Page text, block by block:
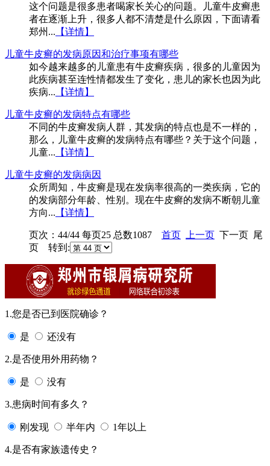
这个问题是很多患者喝家长关心的问题。儿童牛皮癣患
者在逐渐上升，很多人都不清楚是什么原因，下面请看
郑州... 【详情】
儿童牛皮癣的发病原因和治疗事项有哪些
如今越来越多的儿童患有牛皮癣疾病，很多的儿童因为
此疾病甚至连性情都发生了变化，患儿的家长也因为此
疾病... 【详情】
儿童牛皮癣的发病特点有哪些
不同的牛皮癣发病人群，其发病的特点也是不一样的，
那么，儿童牛皮癣的发病特点有哪些？关于这个问题，
儿童... 【详情】
儿童牛皮癣的发病病因
众所周知，牛皮癣是现在发病率很高的一类疾病，它的
的发病部分年龄、性别。现在牛皮癣的发病不断朝儿童
方向... 【详情】
页次：44/44 每页25 总数1087 首页 上一页
下一页 尾
页 转到:
1.您是否已到医院确诊？
是 还没有
2.是否使用外用药物？
是 没有
3.患病时间有多久？
刚发现 半年内 1年以上
4.是否有家族遗传史？